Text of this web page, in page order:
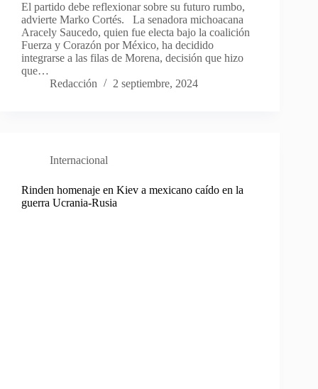
El partido debe reflexionar sobre su futuro rumbo,
advierte Marko Cortés. La senadora michoacana
Aracely Saucedo, quien fue electa bajo la coalición
Fuerza y Corazón por México, ha decidido
integrarse a las filas de Morena, decisión que hizo
que…
Redacción
2 septiembre, 2024
Internacional
Rinden homenaje en Kiev a mexicano caído en la
guerra Ucrania-Rusia